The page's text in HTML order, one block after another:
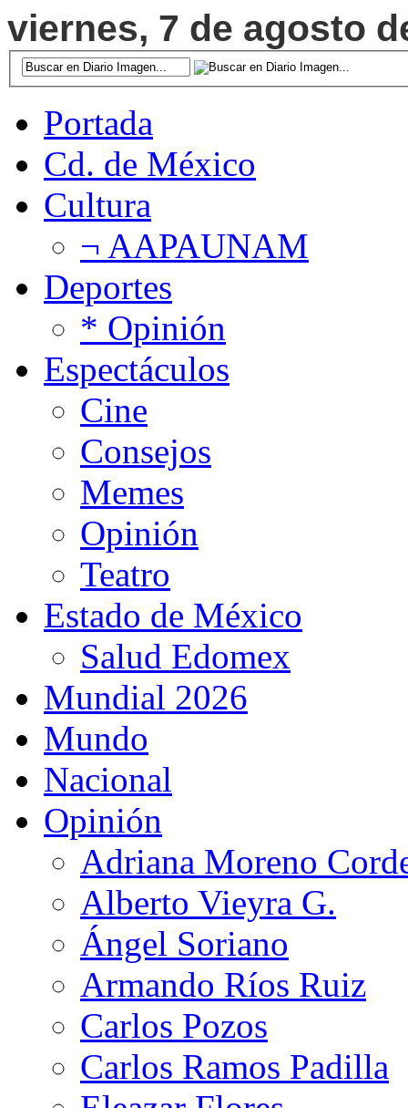
viernes, 7 de agosto
Portada
Cd. de México
Cultura
¬ AAPAUNAM
Deportes
* Opinión
Espectáculos
Cine
Consejos
Memes
Opinión
Teatro
Estado de México
Salud Edomex
Mundial 2026
Mundo
Nacional
Opinión
Adriana Moreno
Alberto Vieyra G.
Ángel Soriano
Armando Ríos Ruiz
Carlos Pozos
Carlos Ramos Padilla